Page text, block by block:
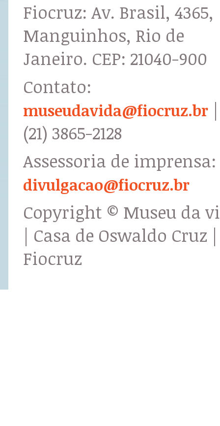
Fiocruz: Av. Brasil, 4365,
Manguinhos, Rio de
Janeiro. CEP: 21040-900
Contato:
museudavida@fiocruz.br |
(21) 3865-2128
Assessoria de imprensa:
divulgacao@fiocruz.br
Copyright © Museu da
| Casa de Oswaldo Cruz |
Fiocruz